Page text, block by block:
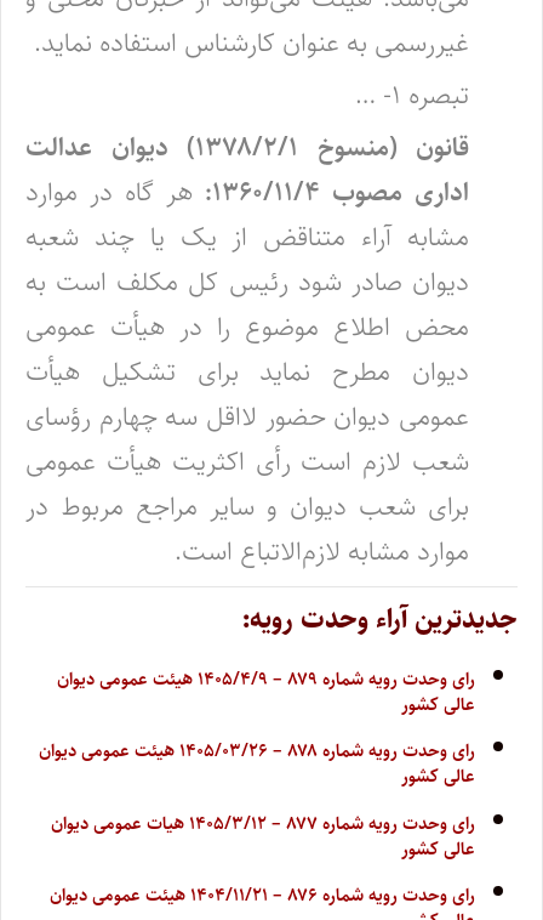
غیررسمی به عنوان کارشناس استفاده نماید.
تبصره ۱- …
قانون (منسوخ ۱۳۷۸/۲/۱) دیوان عدالت
اداری مصوب ۱۳۶۰/۱۱/۴:
هر گاه در موارد
مشابه آراء متناقض از یک یا چند شعبه
دیوان صادر شود رئیس کل مکلف است به
محض اطلاع موضوع را در هیأت‌ عمومی
دیوان مطرح نماید برای تشکیل هیأت
عمومی دیوان حضور لااقل سه چهارم رؤسای
شعب لازم است رأی اکثریت هیأت عمومی
برای شعب‌ دیوان و سایر مراجع مربوط در
موارد مشابه لازم‌الاتباع است.
جدیدترین آراء وحدت رویه:
رای وحدت رویه شماره ۸۷۹ – ۱۴۰۵/۴/۹ هیئت عمومی دیوان
عالی کشور
رای وحدت رویه شماره ۸۷۸ – ۱۴۰۵/۰۳/۲۶ هیئت عمومی دیوان
عالی کشور
رای وحدت رویه شماره ۸۷۷ – ۱۴۰۵/۳/۱۲ هیات عمومی دیوان
عالی کشور
رای وحدت رویه شماره ۸۷۶ – ۱۴۰۴/۱۱/۲۱ هیئت عمومی دیوان